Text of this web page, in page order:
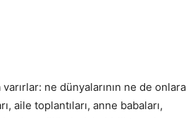
ne dünyalarının ne de onlara
aile toplantıları, anne babaları,